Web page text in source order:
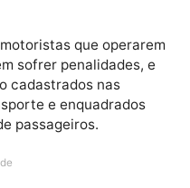
do proprietário do
de painéis digitais,
de placas suspensas
do veículo, bem
que facilite o